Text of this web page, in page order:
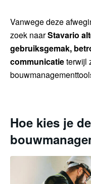
Vanwege deze
zoek naarStavario
gebruiksgemak,
communicatieterwijl
Hoe kies je